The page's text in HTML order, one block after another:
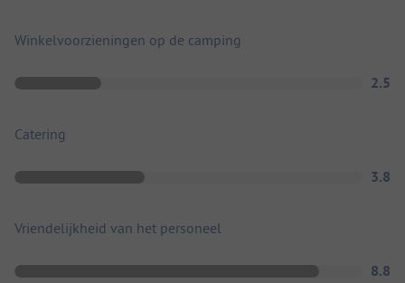
Winkelvoorzieningen op de camping
2.5
Catering
3.8
Vriendelijkheid van het personeel
8.8